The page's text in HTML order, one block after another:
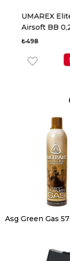
UMAREX Elite
Airsoft BB 0,20
2700 Adet
₺498
Asg Green Gas